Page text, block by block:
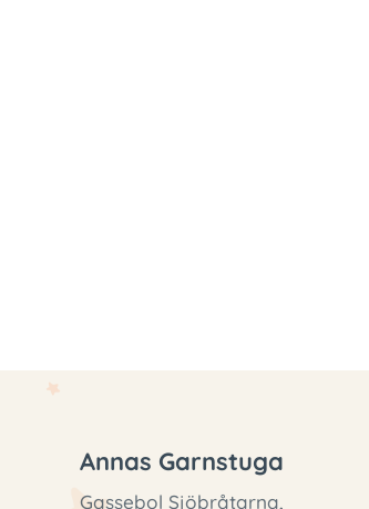
Annas Garnstuga
Gassebol Sjöbråtarna,